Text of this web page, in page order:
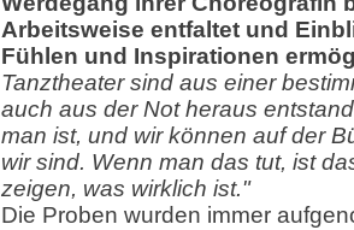
Arbeitsweise entfaltet und
Fühlen und Inspirationen
Tanztheater sind aus einer
auch aus der Not heraus
man ist, und wir können auf der
wir sind. Wenn man das tut, ist
zeigen, was wirklich ist."
Die Proben wurden immer